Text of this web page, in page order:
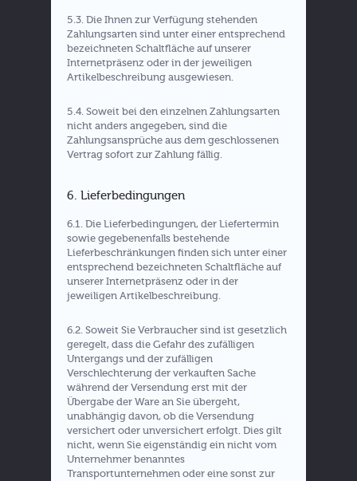
5.3. Die Ihnen zur Verfügung stehenden
Zahlungsarten sind unter einer entsprechend
bezeichneten Schaltfläche auf unserer
Internetpräsenz oder in der jeweiligen
Artikelbeschreibung ausgewiesen.
5.4. Soweit bei den einzelnen Zahlungsarten
nicht anders angegeben, sind die
Zahlungsansprüche aus dem geschlossenen
Vertrag sofort zur Zahlung fällig.
6. Lieferbedingungen
6.1. Die Lieferbedingungen, der Liefertermin
sowie gegebenenfalls bestehende
Lieferbeschränkungen finden sich unter einer
entsprechend bezeichneten Schaltfläche auf
unserer Internetpräsenz oder in der
jeweiligen Artikelbeschreibung.
6.2. Soweit Sie Verbraucher sind ist gesetzlich
geregelt, dass die Gefahr des zufälligen
Untergangs und der zufälligen
Verschlechterung der verkauften Sache
während der Versendung erst mit der
Übergabe der Ware an Sie übergeht,
unabhängig davon, ob die Versendung
versichert oder unversichert erfolgt. Dies gilt
nicht, wenn Sie eigenständig ein nicht vom
Unternehmer benanntes
Transportunternehmen oder eine sonst zur